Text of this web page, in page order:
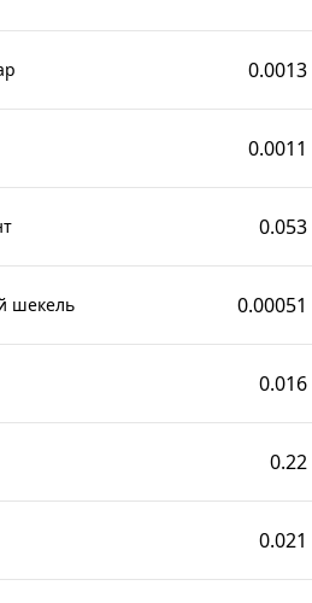
0.0013
0.0011
0.053
шекель 0.00051
0.016
0.22
0.021